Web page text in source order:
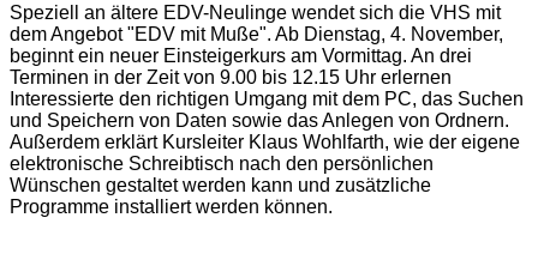
Speziell an ältere EDV-Neulinge wendet sich die VHS mit
dem Angebot "EDV mit Muße". Ab Dienstag, 4. November,
beginnt ein neuer Einsteigerkurs am Vormittag. An drei
Terminen in der Zeit von 9.00 bis 12.15 Uhr erlernen
Interessierte den richtigen Umgang mit dem PC, das Suchen
und Speichern von Daten sowie das Anlegen von Ordnern.
Außerdem erklärt Kursleiter Klaus Wohlfarth, wie der eigene
elektronische Schreibtisch nach den persönlichen
Wünschen gestaltet werden kann und zusätzliche
Programme installiert werden können.